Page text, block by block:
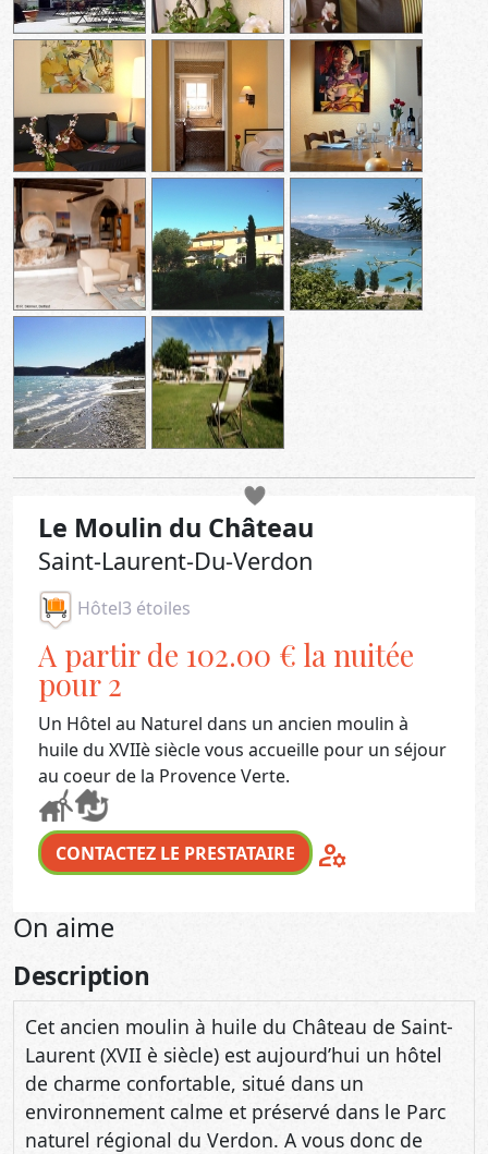
Le Moulin du Château
Saint-Laurent-Du-Verdon
Hôtel3 étoiles
A partir de 102.00 € la nuitée
pour 2
Un Hôtel au Naturel dans un ancien moulin à
huile du XVIIè siècle vous accueille pour un séjour
au coeur de la Provence Verte.
CONTACTEZ LE PRESTATAIRE manage_accounts
On aime
Description
Cet ancien moulin à huile du Château de Saint-
Laurent (XVII è siècle) est aujourd’hui un hôtel
de charme confortable, situé dans un
environnement calme et préservé dans le Parc
naturel régional du Verdon. A vous donc de